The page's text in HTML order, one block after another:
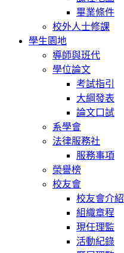
畢業條件
校外人士修課
學生園地
導師與班代
學位論文
考試指引
大綱發表
論文口試
系學會
法律服務社
服務事項
榮譽榜
校友會
校友會介紹
組織章程
現任理監
活動紀錄